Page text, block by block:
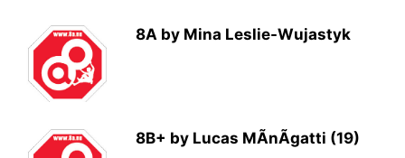
8A by Mina Leslie-Wujastyk
8B+ by Lucas MÃnÃgatti (19)